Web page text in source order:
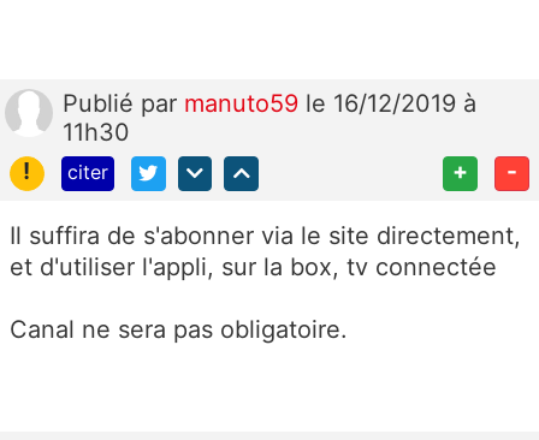
Publié par manuto59 le 16/12/2019 à
11h30
!
citer + -
Il suffira de s'abonner via le site directement,
et d'utiliser l'appli, sur la box, tv connectée
Canal ne sera pas obligatoire.